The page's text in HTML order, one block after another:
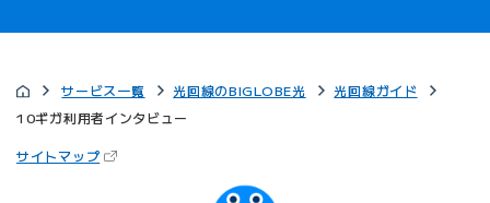
サービス一覧 光回線のBIGLOBE光
光回線ガイド
10ギガ利用者インタビュー
サイトマップ（新しいタブで開きます）